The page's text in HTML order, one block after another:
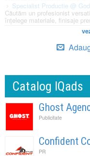
Specialist Productie @
Căutăm un profesionist
înțelege materiale, finisaje
Catalog IQads
Ghost
Publicitate
Confident
PR